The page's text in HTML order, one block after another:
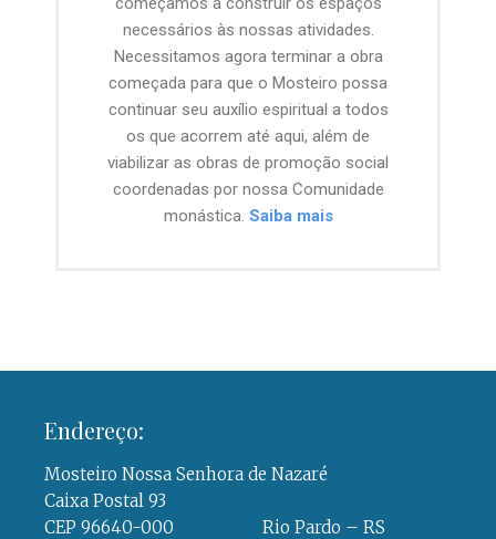
necessários às nossas atividades.
Necessitamos agora terminar a obra
começada para que o Mosteiro possa
continuar seu auxílio espiritual a todos
os que acorrem até aqui, além de
viabilizar as obras de promoção social
coordenadas por nossa Comunidade
monástica. Saiba mais
Endereço:
Mosteiro Nossa Senhora de Nazaré
Caixa Postal 93
CEP 96640-000 Rio Pardo – RS